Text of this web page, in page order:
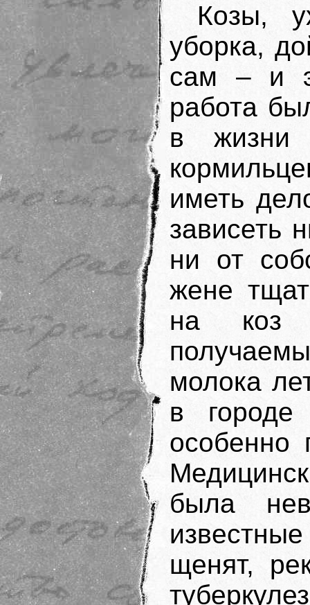
Козы,
уборка,
сам – и
работа
в жизни
иметь
зависеть
ни от
жене
на коз
молока
в
особенно
была
щенят,